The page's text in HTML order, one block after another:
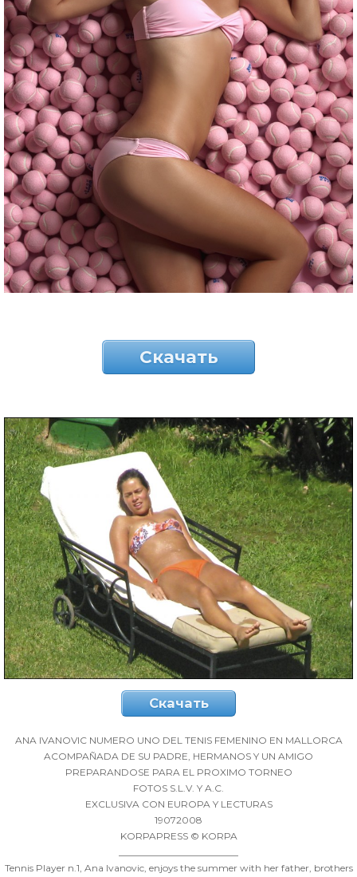
Скачать
Скачать
ANA IVANOVIC NUMERO UNO DEL TENIS FEMENINO EN MALLORCA
ACOMPAÑADA DE SU PADRE, HERMANOS Y UN AMIGO
PREPARANDOSE PARA EL PROXIMO TORNEO
FOTOS S.L.V. Y A.C.
EXCLUSIVA CON EUROPA Y LECTURAS
19072008
KORPAPRESS © KORPA
Tennis Player n.1, Ana Ivanovic, enjoys the summer with her father, brothers